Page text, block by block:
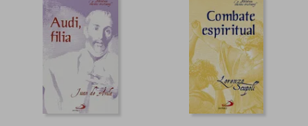
55%
S/ 177,47
55%
dcto.